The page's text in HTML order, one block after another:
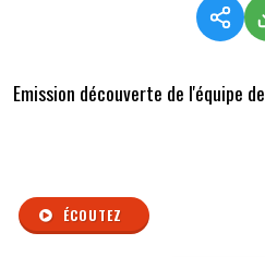
Emission découverte de l'équipe de
ÉCOUTEZ